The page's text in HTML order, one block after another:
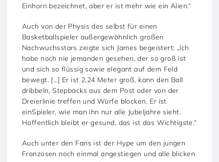
Einhorn bezeichnet, aber er ist mehr wie ein Alien.“
Auch von der Physis des selbst für einen
Basketballspieler außergewöhnlich großen
Nachwuchsstars zeigte sich James begeistert: „Ich
habe noch nie jemanden gesehen, der so groß ist
und sich so flüssig sowie elegant auf dem Feld
bewegt. […] Er ist 2,24 Meter groß, kann den Ball
dribbeln, Stepbacks aus dem Post oder von der
Dreierlinie treffen und Würfe blocken. Er ist
einSpieler, wie man ihn nur alle Jubeljahre sieht.
Hoffentlich bleibt er gesund, das ist das Wichtigste.“
Auch unter den Fans ist der Hype um den jungen
Franzosen noch einmal angestiegen und alle blicken